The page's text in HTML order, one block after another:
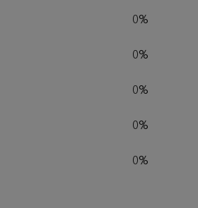
0%
0%
0%
0%
0%